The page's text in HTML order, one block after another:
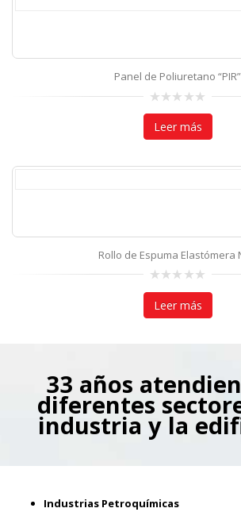
Panel de Poliuretano “PIR”
0
out
5
Leer más
Rollo de Espuma Elastómera
0
out
5
Leer más
33 años
diferentes
industria y la
Industrias Petroquímicas